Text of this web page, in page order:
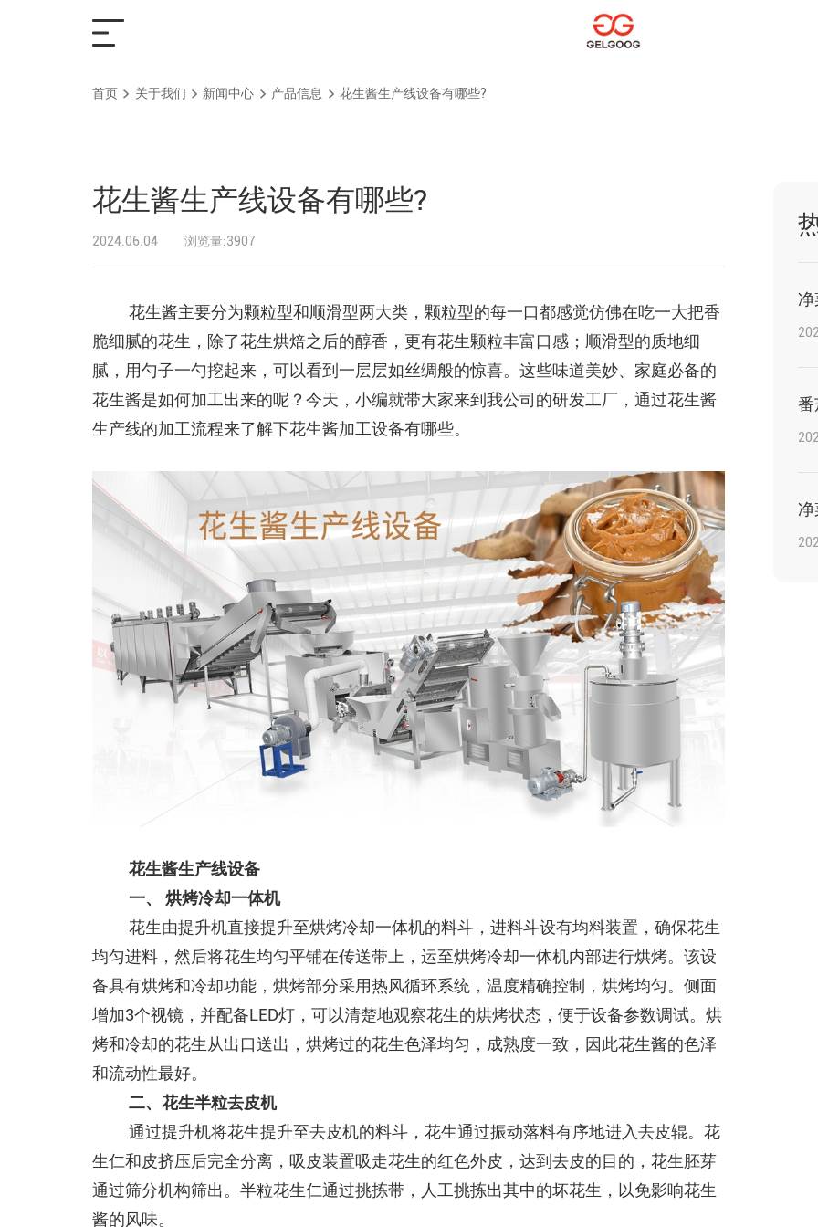
首页 关于我们 新闻中心 产品信息 花生酱生产线设备有哪些?
花生酱生产线设备有哪些?
2024.06.04 浏览量:3907
花生酱主要分为颗粒型和顺滑型两大类，颗粒型的每一口都感觉仿佛在吃一大把香
脆细腻的花生，除了花生烘焙之后的醇香，更有花生颗粒丰富口感；顺滑型的质地细
腻，用勺子一勺挖起来，可以看到一层层如丝绸般的惊喜。这些味道美妙、家庭必备的
花生酱是如何加工出来的呢？今天，小编就带大家来到我公司的研发工厂，通过花生酱
生产线的加工流程来了解下花生酱加工设备有哪些。
花生酱生产线设备
一、 烘烤冷却一体机
花生由提升机直接提升至烘烤冷却一体机的料斗，进料斗设有均料装置，确保花生
均匀进料，然后将花生均匀平铺在传送带上，运至烘烤冷却一体机内部进行烘烤。该设
备具有烘烤和冷却功能，烘烤部分采用热风循环系统，温度精确控制，烘烤均匀。侧面
增加3个视镜，并配备LED灯，可以清楚地观察花生的烘烤状态，便于设备参数调试。烘
烤和冷却的花生从出口送出，烘烤过的花生色泽均匀，成熟度一致，因此花生酱的色泽
和流动性最好。
二、花生半粒去皮机
通过提升机将花生提升至去皮机的料斗，花生通过振动落料有序地进入去皮辊。花
生仁和皮挤压后完全分离，吸皮装置吸走花生的红色外皮，达到去皮的目的，花生胚芽
通过筛分机构筛出。半粒花生仁通过挑拣带，人工挑拣出其中的坏花生，以免影响花生
酱的风味。
净
番